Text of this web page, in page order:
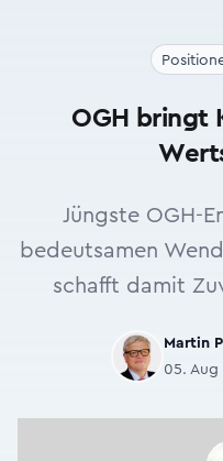
OGH bringt
Jüngste OGH-
bedeutsamen
schafft damit
Martin
05.